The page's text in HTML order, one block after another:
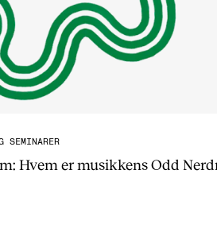
SEMINARER
Hvem er musikkens Odd